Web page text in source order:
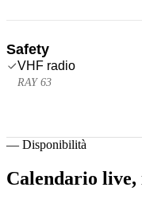
Safety
VHF radio
RAY 63
— Disponibilità
Calendario live,